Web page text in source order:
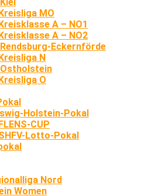
Kreisliga MO
Kreisklasse A – NO1
Kreisklasse A – NO2
Eckernförde
Kreisliga N
Kreisliga O
Holstein-Pokal
FLENS-CUP
Lotto-Pokal
Nord
Women